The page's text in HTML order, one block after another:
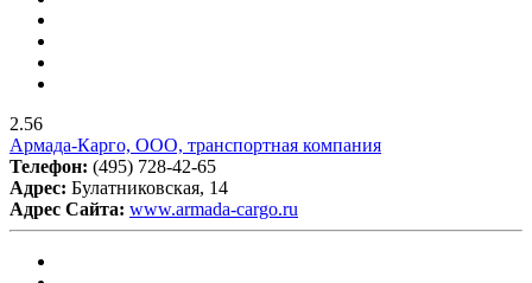
2.56
Армада-Карго, ООО, транспортная компания
Телефон: (495) 728-42-65
Адрес: Булатниковская, 14
Адрес Сайта: www.armada-cargo.ru